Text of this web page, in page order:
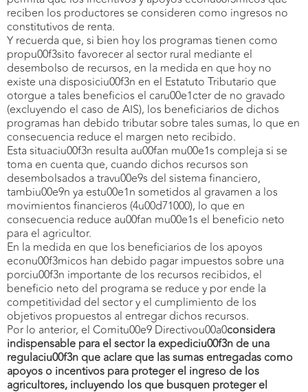
reciben los productores se consideren como ingresos no
constitutivos de renta.
Y recuerda que, si bien hoy los programas tienen como
propu00f3sito favorecer al sector rural mediante el
desembolso de recursos, en la medida en que hoy no
existe una disposiciu00f3n en el Estatuto Tributario que
otorgue a tales beneficios el caru00e1cter de no gravado
(excluyendo el caso de AIS), los beneficiarios de dichos
programas han debido tributar sobre tales sumas, lo que en
consecuencia reduce el margen neto recibido.
Esta situaciu00f3n resulta au00fan mu00e1s compleja si se
toma en cuenta que, cuando dichos recursos son
desembolsados a travu00e9s del sistema financiero,
tambiu00e9n ya estu00e1n sometidos al gravamen a los
movimientos financieros (4u00d71000), lo que en
consecuencia reduce au00fan mu00e1s el beneficio neto
para el agricultor.
En la medida en que los beneficiarios de los apoyos
econu00f3micos han debido pagar impuestos sobre una
porciu00f3n importante de los recursos recibidos, el
beneficio neto del programa se reduce y por ende la
competitividad del sector y el cumplimiento de los
objetivos propuestos al entregar dichos recursos.
Por lo anterior, el Comitu00e9 Directivou00a0considera
indispensable para el sector la expediciu00f3n de una
regulaciu00f3n que aclare que las sumas entregadas como
apoyos o incentivos para proteger el ingreso de los
agricultores, incluyendo los que busquen proteger el